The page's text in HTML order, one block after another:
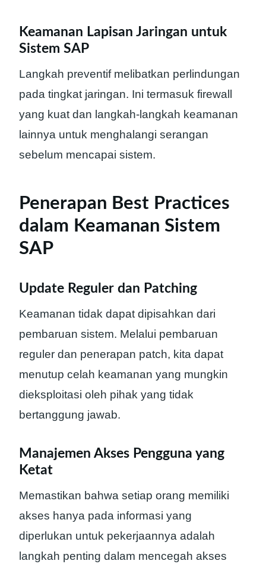
Keamanan Lapisan Jaringan untuk
Sistem SAP
Langkah preventif melibatkan perlindungan
pada tingkat jaringan. Ini termasuk firewall
yang kuat dan langkah-langkah keamanan
lainnya untuk menghalangi serangan
sebelum mencapai sistem.
Penerapan Best Practices
dalam Keamanan Sistem
SAP
Update Reguler dan Patching
Keamanan tidak dapat dipisahkan dari
pembaruan sistem. Melalui pembaruan
reguler dan penerapan patch, kita dapat
menutup celah keamanan yang mungkin
dieksploitasi oleh pihak yang tidak
bertanggung jawab.
Manajemen Akses Pengguna yang
Ketat
Memastikan bahwa setiap orang memiliki
akses hanya pada informasi yang
diperlukan untuk pekerjaannya adalah
langkah penting dalam mencegah akses